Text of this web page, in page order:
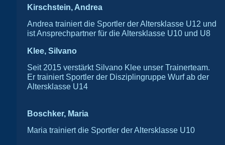
Kirschstein, Andrea
Andrea trainiert die Sportler der Altersklasse U12 und
ist Ansprechpartner für die Altersklasse U10 und U8
Klee, Silvano
Seit 2015 verstärkt Silvano Klee unser Trainerteam.
Er trainiert Sportler der Disziplingruppe Wurf ab der
Altersklasse U14
Boschker, Maria
Maria trainiert die Sportler der Altersklasse U10